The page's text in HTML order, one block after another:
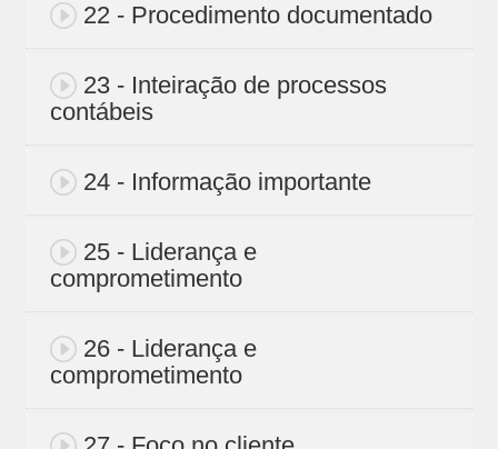
22 - Procedimento documentado
23 - Inteiração de processos
contábeis
24 - Informação importante
25 - Liderança e
comprometimento
26 - Liderança e
comprometimento